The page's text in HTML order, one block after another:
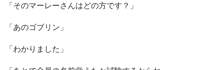
「そのマーレーさんはどの方です？」
「あのゴブリン」
「わかりました」